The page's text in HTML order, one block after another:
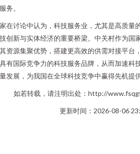
务。
在讨论中认为，科技服务业，尤其是高质量
创新与实体经济的重要桥梁。中关村作为国
资源集聚优势，搭建更高效的供需对接平台
有国际竞争力的科技服务品牌，从而加速科
发展，为我国在全球科技竞争中赢得先机提
如若转载，请注明出处：http://
更新时间：2026-08-06